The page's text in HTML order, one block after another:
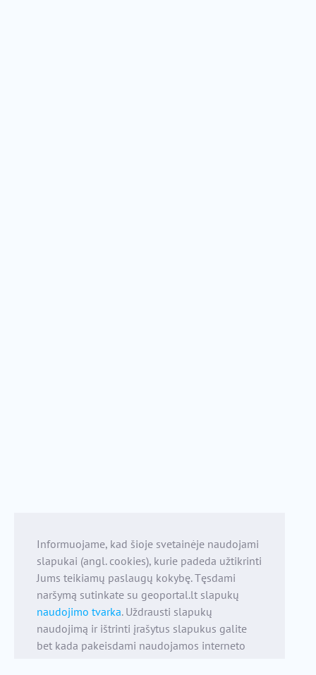
Informuojame, kad šioje svetainėje naudojami
slapukai (angl. cookies), kurie padeda užtikrinti
Jums teikiamų paslaugų kokybę. Tęsdami
naršymą sutinkate su geoportal.lt slapukų
naudojimo tvarka. Uždrausti slapukų
naudojimą ir ištrinti įrašytus slapukus galite
bet kada pakeisdami naudojamos interneto